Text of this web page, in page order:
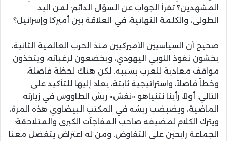
المشهدين؟ تقرأ الجواب عن السؤال الدائم: لمن اليد
الطولى، والكلمة النهائية، في العلاقة بين أميركا وإسرائيل؟
صحيح أن السياسيين الأميركيين منذ الحرب العالمية الثانية،
يخشون نفوذ اللوبي اليهودي، ويخضعون لرغباته، ويتخذون
مواقف معادية للعرب بسببه. لكن هناك لحظة فاصلة،
وخطاً فاصلاً، واستراتيجية ثابتة، يعاد إليها للتأكيد على
التالي: أولاً، رأينا نتنياهو «نفش» ريش الطاووس في زيارته
الماضية، ويضبضب ريشه في المكتب البيضاوي هذه المرة،
ويترك الكلام لمضيفه صاحب المفاجآت الكبرى والمتلاحقة:
الجماعة رايحين على التفاوض. ومن له اعتراض يتفضل معنا